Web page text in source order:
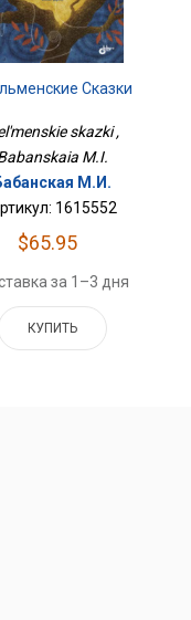
Сказки
skazki ,
M.I.
М.И.
1615552
$65.95
за 1–3 дня
КУПИТЬ